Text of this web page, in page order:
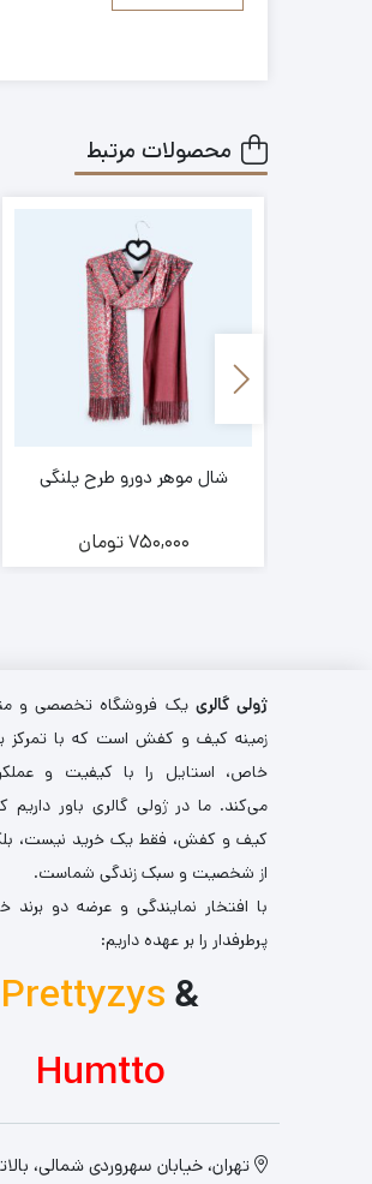
محصولات مرتبط
شال موهر دورو طرح پلنگی
750,000تومان
ژولی گالری یک فروشگاه تخصصی و
زمینه کیف و کفش است که با تمرکز
خاص، استایل را با کیفیت و
می‌کند. ما در ژولی گالری باور داریم
کیف و کفش، فقط یک خرید نیست،
از شخصیت و سبک زندگی شماست.
با افتخار نمایندگی و عرضه دو برند
پرطرفدار را بر عهده داریم:
Prettyzys&
Humtto
تهران، خیابان سهروردی شمالی،